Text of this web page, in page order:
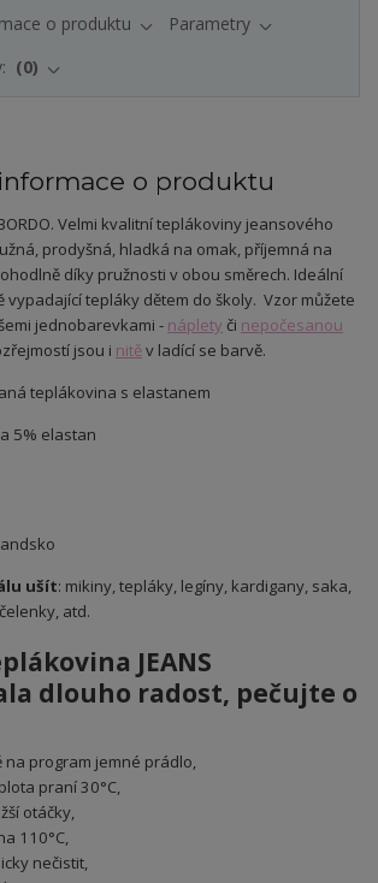
o produktu
Parametry
0
o produktu
. Velmi kvalitní teplákoviny jeansového
prodyšná, hladká na omak, příjemná na
díky pružnosti v obou směrech. Ideální
vypadající tepláky dětem do školy. Vzor můžete
jednobarevkami - náplety či nepočesanou
jsou i nitěv ladící se barvě.
teplákovina s elastanem
5% elastan
ušít: mikiny, tepláky, legíny, kardigany, saka,
atd.
JEANS
dlouho radost, pečujte o
na program jemné prádlo,
praní 30°C,
otáčky,
110°C,
nečistit,